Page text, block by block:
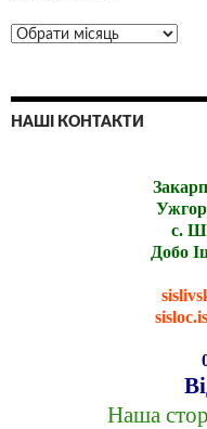
НАШІ КОНТАКТИ
с.
Добо
Наша